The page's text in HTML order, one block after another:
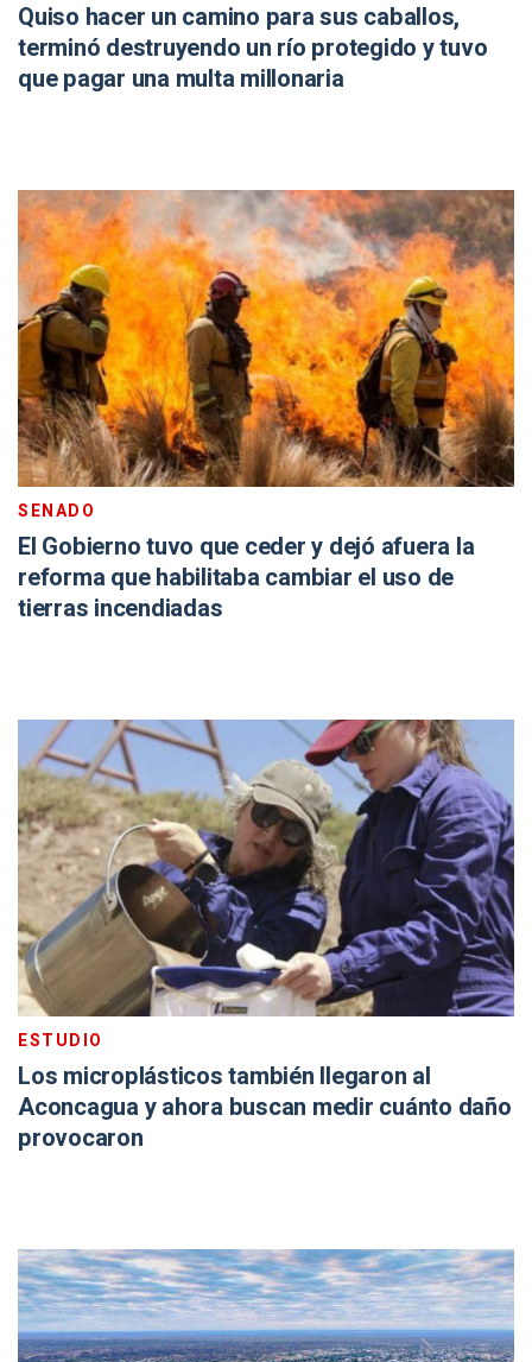
Quiso hacer un camino para sus caballos,
terminó destruyendo un río protegido y tuvo
que pagar una multa millonaria
SENADO
El Gobierno tuvo que ceder y dejó afuera la
reforma que habilitaba cambiar el uso de
tierras incendiadas
ESTUDIO
Los microplásticos también llegaron al
Aconcagua y ahora buscan medir cuánto daño
provocaron